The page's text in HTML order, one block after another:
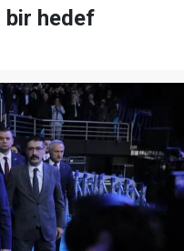
bir hedef